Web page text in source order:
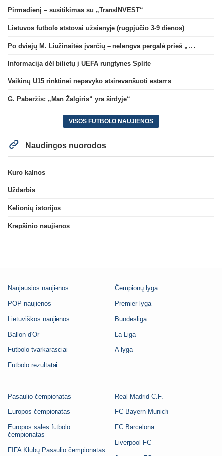
Pirmadienį – susitikimas su „TransINVEST“
Lietuvos futbolo atstovai užsienyje (rugpjūčio 3-9 dienos)
Po dviejų M. Liužinaitės įvarčių – nelengva pergalė prieš „Bangą“
Informacija dėl bilietų į UEFA rungtynes Splite
Vaikinų U15 rinktinei nepavyko atsirevanšuoti estams
G. Paberžis: „Man Žalgiris“ yra širdyje“
VISOS FUTBOLO NAUJIENOS
Naudingos nuorodos
Kuro kainos
Uždarbis
Kelionių istorijos
Krepšinio naujienos
Naujausios naujienos
POP naujienos
Lietuviškos naujienos
Ballon d'Or
Futbolo tvarkarasciai
Futbolo rezultatai
Čempionų lyga
Premier lyga
Bundesliga
La Liga
A lyga
Pasaulio čempionatas
Europos čempionatas
Europos salės futbolo
čempionatas
FIFA Klubų Pasaulio čempionatas
Real Madrid C.F.
FC Bayern Munich
FC Barcelona
Liverpool FC